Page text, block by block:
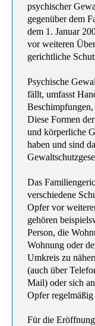
psychischer
gegenüber dem
dem 1. Januar
vor weiteren
gerichtliche
Psychische
fällt, umfasst
Diese Formen
und körperliche
haben und sind
Das
verschiedene
Opfer vor
gehören
Person, die
Wohnung oder
Umkreis zu
(auch über
Mail) oder sich
Opfer regelmäßig
Für die